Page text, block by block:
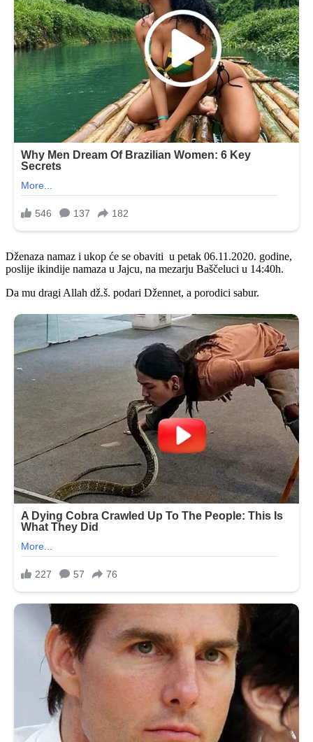
Dženaza namaz i ukop će se obaviti u petak 06.11.2020. godine,
poslije ikindije namaza u Jajcu, na mezarju Baščeluci u 14:40h.
Da mu dragi Allah dž.š. podari Džennet, a porodici sabur.